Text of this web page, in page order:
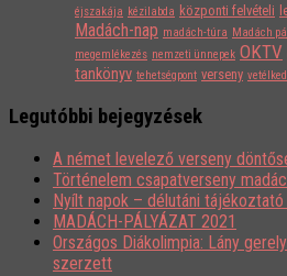
éjszakája kézilabda központi felvételi
Madách-nap madách-túra Madách
megemlékezés nemzeti ünnepek OKTV
tankönyv tehetségpont verseny
Legutóbbi bejegyzések
A német levelező verseny
Történelem csapatverseny
Nyílt napok – délutáni
MADÁCH-PÁLYÁZAT 2021
Országos Diákolimpia: Lány
szerzett